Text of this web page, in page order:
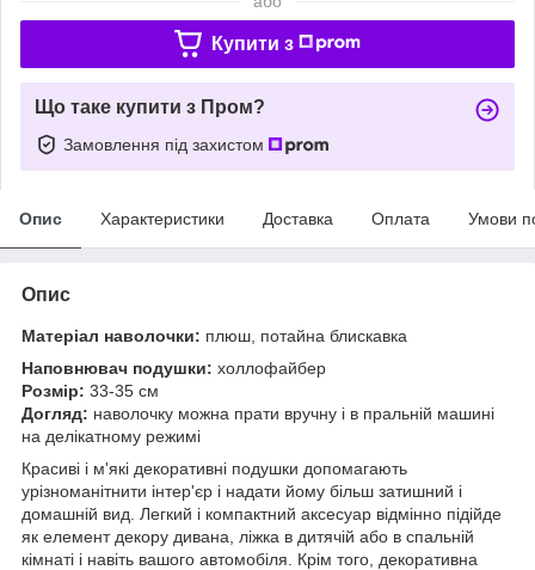
Купити з
Що таке купити з Пром?
Замовлення під захистом
Опис Характеристики Доставка Оплата Умови
Опис
Матеріал наволочки: плюш, потайна блискавка
Наповнювач подушки: холлофайбер
Розмір: 33-35 см
Догляд: наволочку можна прати вручну і в пральній машині
на делікатному режимі
Красиві і м'які декоративні подушки допомагають
урізноманітнити інтер'єр і надати йому більш затишний і
домашній вид. Легкий і компактний аксесуар відмінно підійде
як елемент декору дивана, ліжка в дитячій або в спальній
кімнаті і навіть вашого автомобіля. Крім того, декоративна